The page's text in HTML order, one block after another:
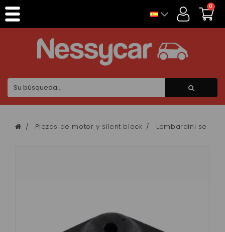
0
Piezas de motor y silent block Lombardini se
Panel de gestión de cookies